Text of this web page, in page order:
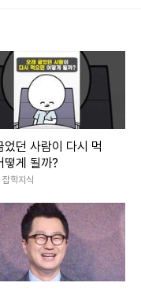
었던 사람이 다시 먹
떻게 될까?
학지식